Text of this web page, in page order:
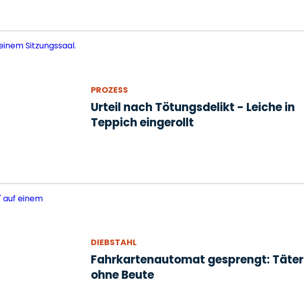
PROZESS
Urteil nach Tötungsdelikt - Leiche in
Teppich eingerollt
DIEBSTAHL
Fahrkartenautomat gesprengt: Täter
ohne Beute